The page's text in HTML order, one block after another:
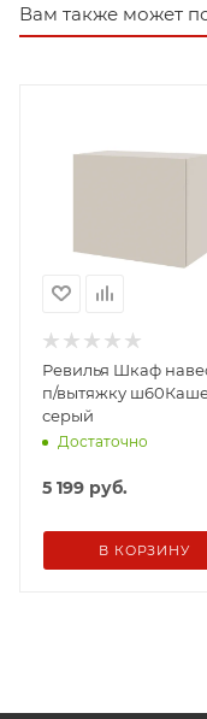
Вам также может
Ревилья Шкаф
п/вытяжку
серый
Достаточно
5 199 руб.
В КОРЗИНУ